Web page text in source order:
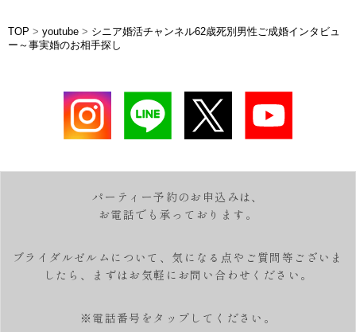
TOP > youtube > シニア婚活チャンネル62歳死別男性ご成婚インタビュ
ー～事実婚のお相手探し
パーティー予約のお申込みは、
お電話でも承っております。
ブライダルゼルムについて、気になる点やご質問等ございま
したら、
まずはお気軽にお問い合わせください。
※電話番号をタップしてください。